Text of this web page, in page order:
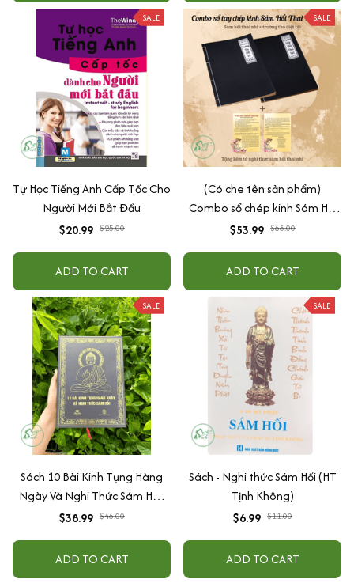
SALE
Tự Học Tiếng Anh Cấp Tốc Cho
Người Mới Bắt Đầu
$20.99 $25.00
ADD TO CART
SALE
(Có che tên sản phẩm)
Combo sổ chép kinh Sám Hối
Thai Nhi in mờ (Sổ chép kinh
kinh Trường Thọ Diệt Tội) tặng
nhi - Tuệ Anh
$53.99 $68.00
ADD TO CART
SALE
Sách 10 Bài Kinh Tụng Hàng
Ngày Và Nghi Thức Sám Hối-
BÌA CỨNG - Tặng Bài Sám Hối,
Đề
$38.99 $46.00
ADD TO CART
SALE
Sách - Nghi thức Sám Hối (HT
Tịnh Không)
$6.99 $11.00
ADD TO CART